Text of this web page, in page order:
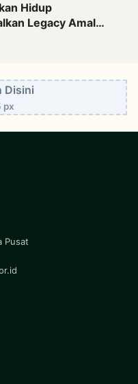
Hidup
Legacy Amal
Disini
px
Pusat